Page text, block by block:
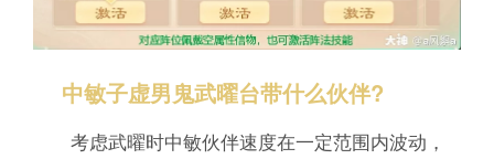
中敏子虚男鬼武曜台带什么伙伴?
考虑武曜时中敏伙伴速度在一定范围内波动，